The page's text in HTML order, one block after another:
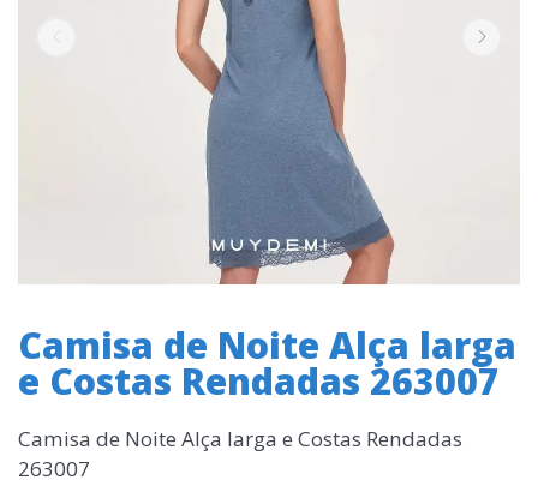
Camisa de Noite Alça larga
e Costas Rendadas 263007
Camisa de Noite Alça larga e Costas Rendadas
263007